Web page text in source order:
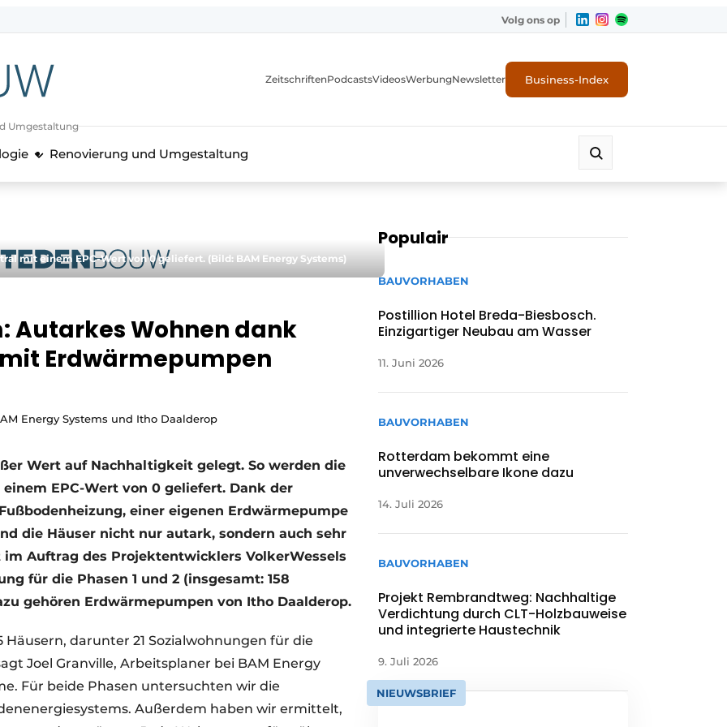
Volg ons op
Umgestaltung
ZeitschriftenPodcastsVideosWerbungNewsletter Business-Index
Renovierung und Umgestaltung
mit einem EPC-Wert von 0 geliefert. (Bild: BAM Energy Systems)
Autarkes Wohnen dank
Erdwärmepumpen
Energy Systems und Itho Daalderop
Wert auf Nachhaltigkeit gelegt. So werden die
EPC-Wert von 0 geliefert. Dank der
einer eigenen Erdwärmepumpe
die Häuser nicht nur autark, sondern auch sehr
Auftrag des Projektentwicklers VolkerWessels
für die Phasen 1 und 2 (insgesamt: 158
gehören Erdwärmepumpen von Itho Daalderop.
Häusern, darunter 21 Sozialwohnungen für die
Joel Granville, Arbeitsplaner bei BAM Energy
Für beide Phasen untersuchten wir die
Außerdem haben wir ermittelt,
Populair
BAUVORHABEN
Postillion Hotel Breda-Biesbosch.
Einzigartiger Neubau am Wasser
11. Juni 2026
BAUVORHABEN
Rotterdam bekommt eine
unverwechselbare Ikone dazu
14. Juli 2026
BAUVORHABEN
Projekt Rembrandtweg: Nachhaltige
Verdichtung durch CLT-Holzbauweise
und integrierte Haustechnik
9. Juli 2026
NIEUWSBRIEF